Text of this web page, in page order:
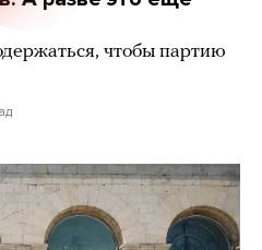
чтобы партию